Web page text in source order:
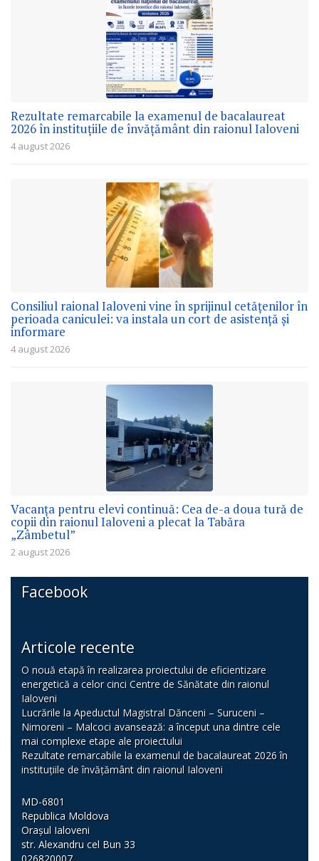
Rezultate remarcabile la examenul de bacalaureat
2026 în instituțiile de învățământ din raionul Ialoveni
4 august 2026
Consiliul raional Ialoveni vine în sprijinul cetățenilor în
perioada caniculei: va instala un cort de asistență și
informare
4 august 2026
Vacanța pentru elevi continuă: Cea de-a doua tură de
copii din raionul Ialoveni a plecat la Tabăra
„Zâmbetul”
2 august 2026
Facebook
Articole recente
O nouă etapă în realizarea proiectului de eficientizare
energetică a celor cinci Centre de Sănătate din raionul
Ialoveni
Lucrările la Apeductul Magistral Dănceni – Suruceni –
Nimoreni – Malcoci avansează: a început una dintre cele
mai complexe etape ale proiectului
Rezultate remarcabile la examenul de bacalaureat 2026 în
instituțiile de învățământ din raionul Ialoveni
MD-6801
Republica Moldova
Orașul Ialoveni
str. Alexandru cel Bun 33
026820007